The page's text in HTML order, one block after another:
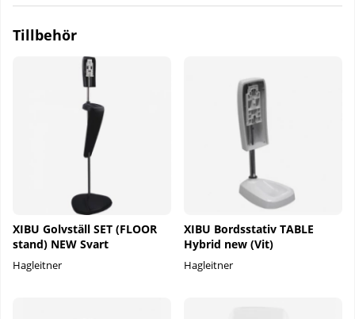
Tillbehör
XIBU Golvställ SET (FLOOR
stand) NEW Svart
Hagleitner
XIBU Bordsstativ TABLE
Hybrid new (Vit)
Hagleitner